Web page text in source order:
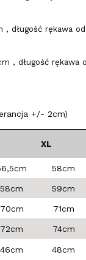
długość rękawa
, długość rękawa
+/- 2cm)
XL
58cm
58cm 59cm
70cm 71cm
72cm 74cm
46cm 48cm